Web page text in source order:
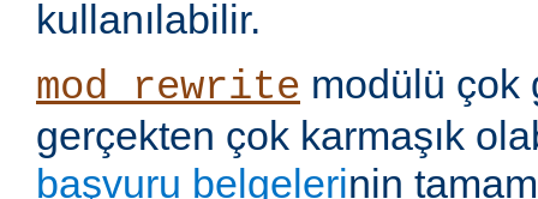
kullanılabilir.
mod_rewrite modülü çok
gerçekten çok karmaşık
başvuru belgelerinin